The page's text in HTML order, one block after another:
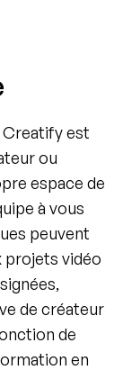
Creatify est
ou
espace de
à vous
peuvent
projets vidéo
de créateur
de
en